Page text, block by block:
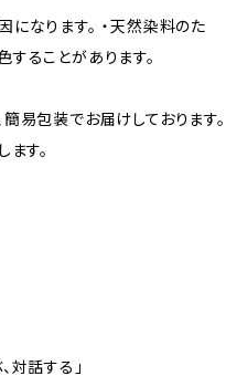
なります。 ・天然染料のた
ることがあります。
易包装でお届けしております。
す。
対話する」